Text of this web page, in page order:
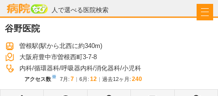
人で選べる医院検索
病院なび
谷野医院
曽根駅(駅から北西に約340m)
大阪府豊中市曽根西町3-7-8
内科 循環器科 呼吸器内科 消化器科 小児科
アクセス数※ 7月 : 7 6月 : 12 過去12ヶ月: 240